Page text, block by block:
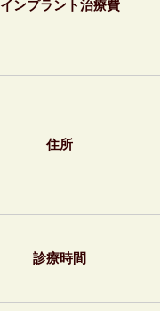
インプラント治療費
住所
診療時間